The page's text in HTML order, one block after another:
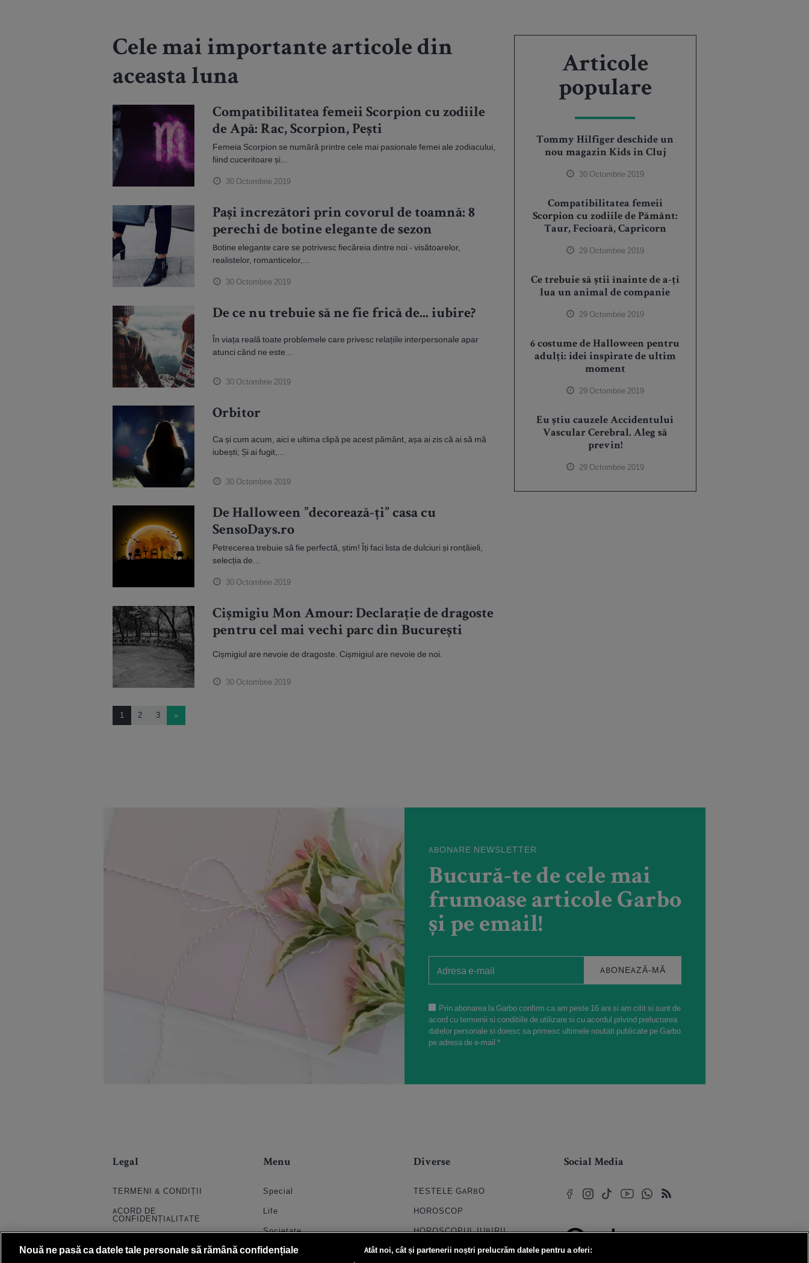
Cele mai importante articole din
aceasta luna
Compatibilitatea femeii Scorpion cu zodiile
de Apă: Rac, Scorpion, Pești
Femeia Scorpion se numără printre cele mai pasionale femei ale zodiacului,
fiind cuceritoare și...
30 Octombrie 2019
Pași încrezători prin covorul de toamnă: 8
perechi de botine elegante de sezon
Botine elegante care se potrivesc fiecăreia dintre noi - visătoarelor,
realistelor, romanticelor,...
30 Octombrie 2019
De ce nu trebuie să ne fie frică de... iubire?
În viața reală toate problemele care privesc relațiile interpersonale apar
atunci când ne este...
30 Octombrie 2019
Orbitor
Ca și cum acum, aici e ultima clipă pe acest pământ, așa ai zis că ai să mă
iubești; Și ai fugit,...
30 Octombrie 2019
De Halloween ”decorează-ți” casa cu
SensoDays.ro
Petrecerea trebuie să fie perfectă, știm! Îți faci lista de dulciuri și ronțăieli,
selecția de...
30 Octombrie 2019
Cișmigiu Mon Amour: Declarație de dragoste
pentru cel mai vechi parc din București
Cișmigiul are nevoie de dragoste. Cișmigiul are nevoie de noi.
30 Octombrie 2019
1 2 3 »
Articole
populare
Tommy Hilfiger deschide un
nou magazin Kids in Cluj
30 Octombrie 2019
Compatibilitatea femeii
Scorpion cu zodiile de Pământ:
Taur, Fecioară, Capricorn
29 Octombrie 2019
Ce trebuie să știi înainte de a-ți
lua un animal de companie
29 Octombrie 2019
6 costume de Halloween pentru
adulți: idei inspirate de ultim
moment
29 Octombrie 2019
Eu știu cauzele Accidentului
Vascular Cerebral. Aleg să
previn!
29 Octombrie 2019
ABONARE NEWSLETTER
Bucură-te de cele mai
frumoase articole Garbo
și pe email!
ABONEAZĂ-MĂ
Prin abonarea la Garbo confirm ca am peste 16 ani si am citit si sunt de
acord cu termenii si conditiile de utilizare si cu acordul privind prelucrarea
datelor personale si doresc sa primesc ultimele noutati publicate pe Garbo
pe adresa de e-mail *
Legal
TERMENI & CONDIȚII
ACORD DE
CONFIDENȚIALITATE
PRELUCRAREA DATELOR
Menu
Special
Life
Societate
Stil
Diverse
TESTELE GARBO
HOROSCOP
HOROSCOPUL IUBIRII
FORUMURI
Social Media
Nouă ne pasă ca datele tale personale să rămână confidențiale Atât noi, cât și partenerii noștri prelucrăm datele pentru a oferi: